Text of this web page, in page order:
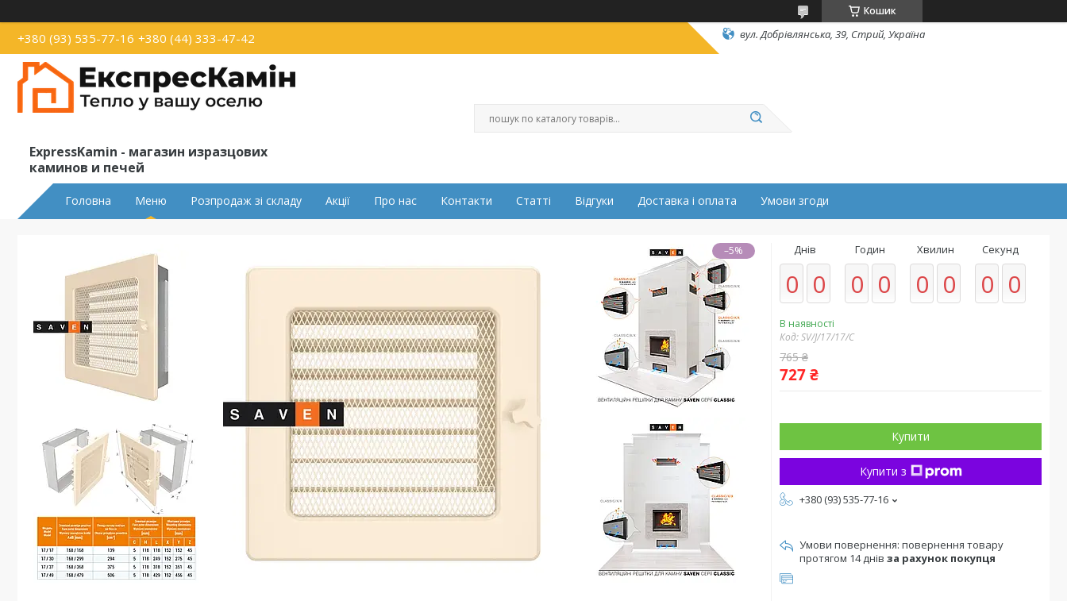
Кошик
+380 (93) 535-77-16 +380 (44) 333-47-42 вул. Добрівлянська, 39, Стрий, Україна
ExpressKamin - магазин изразцових
каминов и печей
Головна Меню Розпродаж зі складу Акції Про нас Контакти Статті Відгуки Доставка і оплата Умови згоди
–5% Днів
0 0
Годин
0 0
Хвилин
0 0
Секунд
0 0
В наявності
Код:SV/J/17/17/C
765 ₴
727 ₴
Купити
Купити з
+380 (93) 535-77-16
повернення товару
протягом 14 днів за рахунок покупця